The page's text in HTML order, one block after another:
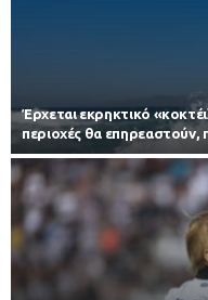
Έρχεται εκρηκτικό
περιοχές θα επηρεαστούν,